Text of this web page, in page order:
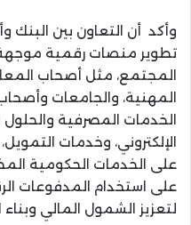
وأكد أن التعاون بين
تطوير منصات رقمية
المجتمع، مثل أصحاب
المهنية، والجامعات
الخدمات المصرفية
الإلكتروني، وخدمات
على الخدمات الحكومية
على استخدام المدفوعات
لتعزيز الشمول المالي